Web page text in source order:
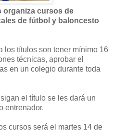
organiza cursos de
de fútbol y baloncesto
los títulos son tener mínimo 16
técnicas, aprobar el
en un colegio durante toda
el título se les dará un
entrenador.
cursos será el martes 14 de